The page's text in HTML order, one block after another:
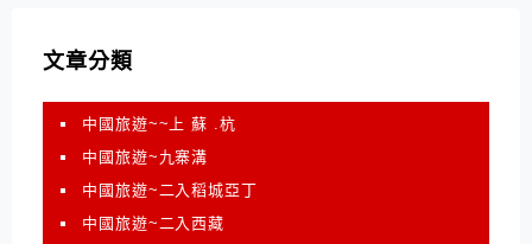
文章分類
中國旅遊~~上 蘇 .杭
中國旅遊~九寨溝
中國旅遊~二入稻城亞丁
中國旅遊~二入西藏